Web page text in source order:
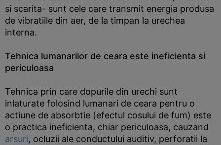
si scarita- sunt cele care transmit energia produsa
de vibratiile din aer, de la timpan la urechea
interna.
Tehnica lumanarilor de ceara este ineficienta si
periculoasa
Tehnica prin care dopurile din urechi sunt
inlaturate folosind lumanari de ceara pentru o
actiune de absorbtie (efectul cosului de fum) este
o practica ineficienta, chiar periculoasa, cauzand
arsuri, ocluzii ale conductului auditiv, perforatii la